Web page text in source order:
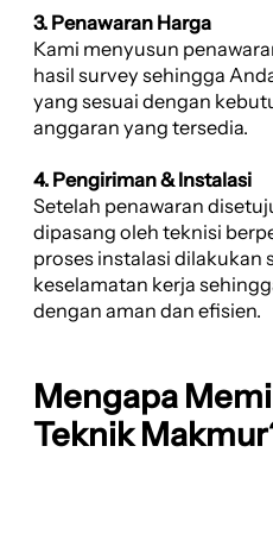
3. Penawaran Harga
Kami menyusun
hasil survey sehingga
yang sesuai dengan
anggaran yang tersedia.
4. Pengiriman & Instalasi
Setelah penawaran
dipasang oleh teknisi
proses instalasi dilakukan
keselamatan kerja
dengan aman dan efisien.
Mengapa
Teknik